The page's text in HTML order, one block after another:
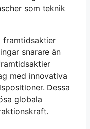
som teknik
framtidsaktier
snarare än
med innovativa
Dessa
globala